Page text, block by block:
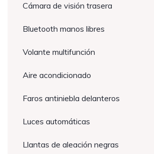
Cámara de visión trasera
Bluetooth manos libres
Volante multifunción
Aire acondicionado
Faros antiniebla delanteros
Luces automáticas
Llantas de aleación negras